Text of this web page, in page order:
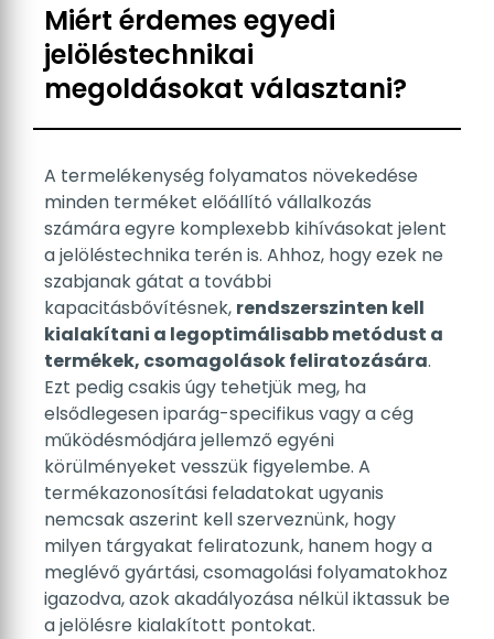
Miért érdemes egyedi
jelöléstechnikai
megoldásokat választani?
A termelékenység folyamatos növekedése
minden terméket előállító vállalkozás
számára egyre komplexebb kihívásokat jelent
a jelöléstechnika terén is. Ahhoz, hogy ezek ne
szabjanak gátat a további
kapacitásbővítésnek, rendszerszinten kell
kialakítani a legoptimálisabb metódust a
termékek, csomagolások feliratozására.
Ezt pedig csakis úgy tehetjük meg, ha
elsődlegesen iparág-specifikus vagy a cég
működésmódjára jellemző egyéni
körülményeket vesszük figyelembe. A
termékazonosítási feladatokat ugyanis
nemcsak aszerint kell szerveznünk, hogy
milyen tárgyakat feliratozunk, hanem hogy a
meglévő gyártási, csomagolási folyamatokhoz
igazodva, azok akadályozása nélkül iktassuk be
a jelölésre kialakított pontokat.